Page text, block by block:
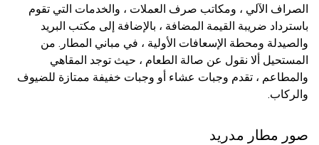
الصراف الآلي ، ومكاتب صرف العملات ، والخدمات التي تقوم
باسترداد ضريبة القيمة المضافة ، بالإضافة إلى مكتب البريد
والصيدلة ومحطة الإسعافات الأولية ، في مباني المطار. من
المستحيل ألا نقول عن صالة الطعام ، حيث توجد المقاهي
والمطاعم ، تقدم وجبات عشاء أو وجبات خفيفة ممتازة للضيوف
والركاب.
صور مطار مدريد